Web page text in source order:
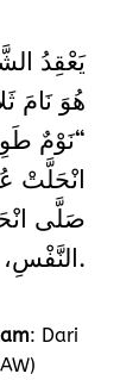
هُوَ نَامَ
“نَوْمٌ
انْحَلَّتْ
صَلَّى
النَّفْسِ، وَإِلَّا أَصْبَحَ خَبِيثَ النَّفْسِ كَسْلَانَ.
: Dari